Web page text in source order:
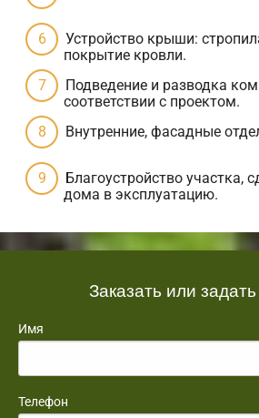
Устройство крыши:
покрытие кровли.
Подведение и разводка
соответствии с проектом.
Внутренние, фасадные
Благоустройство участка,
дома в эксплуатацию.
Заказать или
Имя
Телефон